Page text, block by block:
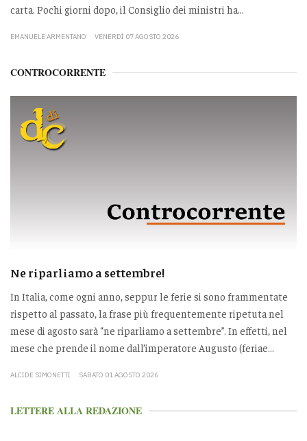
carta. Pochi giorni dopo, il Consiglio dei ministri ha...
EMANUELE ARMENTANO VENERDÌ 07 AGOSTO 2026
CONTROCORRENTE
Ne riparliamo a settembre!
In Italia, come ogni anno, seppur le ferie si sono frammentate
rispetto al passato, la frase più frequentemente ripetuta nel
mese di agosto sarà “ne riparliamo a settembre”. In effetti, nel
mese che prende il nome dall’imperatore Augusto (feriae...
ALCIDE SIMONETTI SABATO 01 AGOSTO 2026
LETTERE ALLA REDAZIONE